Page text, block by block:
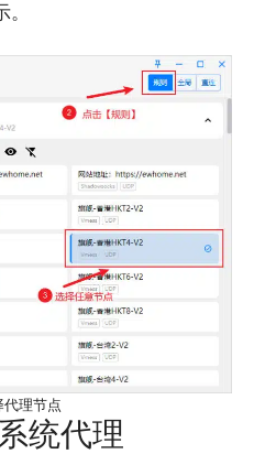
代理节点
统代理